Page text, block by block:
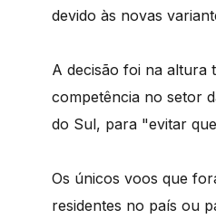
devido às novas
A decisão foi na altura
competência no setor
do Sul, para "evitar
Os únicos voos que
residentes no país ou